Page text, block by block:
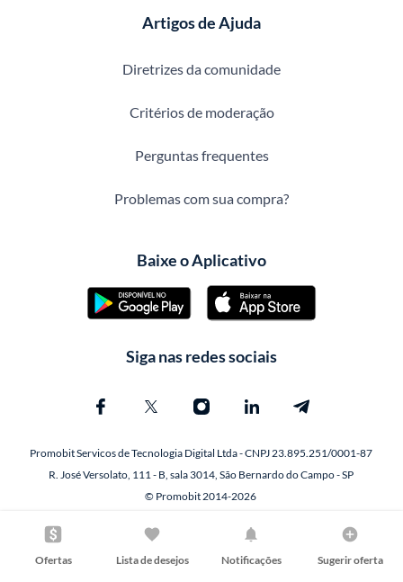
Ofertas Lista de desejos Notificações Sugerir oferta
Artigos de Ajuda
Diretrizes da comunidade
Critérios de moderação
Perguntas frequentes
Problemas com sua compra?
Baixe o Aplicativo
Siga nas redes sociais
Promobit Servicos de Tecnologia Digital Ltda - CNPJ 23.895.251/0001-87
R. José Versolato, 111 - B, sala 3014, São Bernardo do Campo - SP
© Promobit 2014-2026